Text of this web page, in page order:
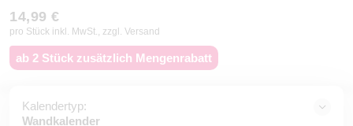
14,99 €
pro Stück inkl. MwSt., zzgl. Versand
ab 2 Stück zusätzlich Mengenrabatt
Kalendertyp:
Wandkalender